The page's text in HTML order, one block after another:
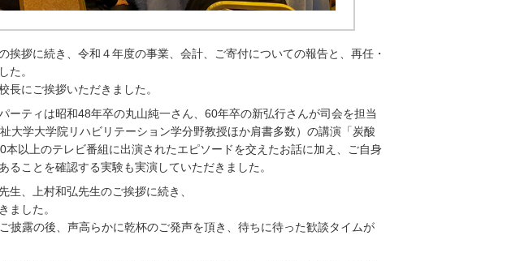
挨拶に続き、令和４年度の事業、会計、ご寄付についての報告と、再任・
た。
長にご挨拶いただきました。
ーティは昭和48年卒の丸山純一さん、60年卒の新弘行さんが司会を担当
大学大学院リハビリテーション学分野教授ほか肩書多数）の講演「炭酸
以上のテレビ番組に出演されたエピソードを交えたお話に加え、ご自身
ことを確認する実験も実演していただきました。
、上村和弘先生のご挨拶に続き、
ました。
披露の後、声高らかに乾杯のご発声を頂き、待ちに待った歓談タイムが